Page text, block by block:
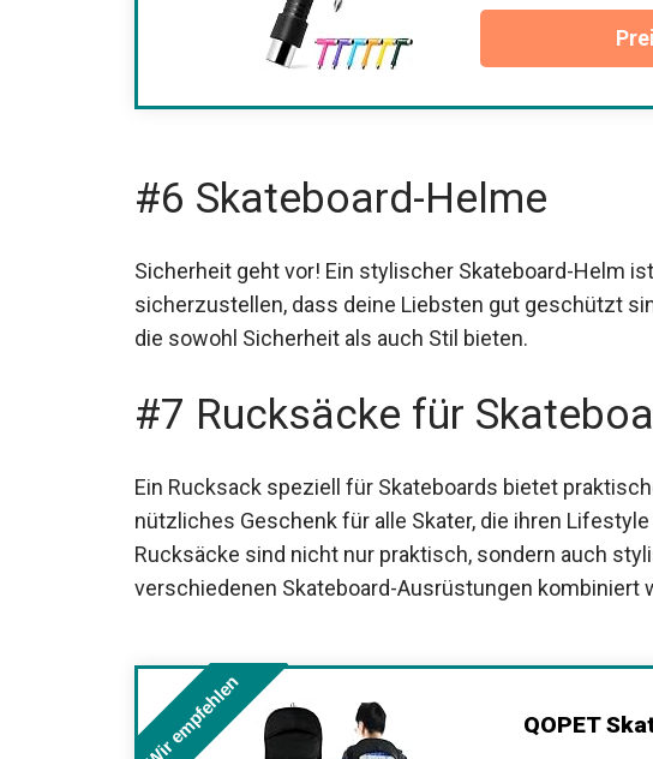
wir erhalten
Sicherheit geht vor! Ein stylischer Skateboard-Helm
sicherzustellen, dass deine Liebsten gut geschützt
Ein Rucksack speziell für Skateboards bietet
nützliches Geschenk für alle Skater, die ihren
Diese Rucksäcke sind nicht nur praktisch, sondern